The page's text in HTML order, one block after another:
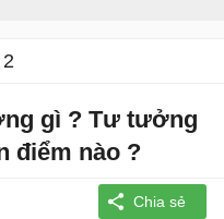
gì ? Tư tưởng
điểm nào ?